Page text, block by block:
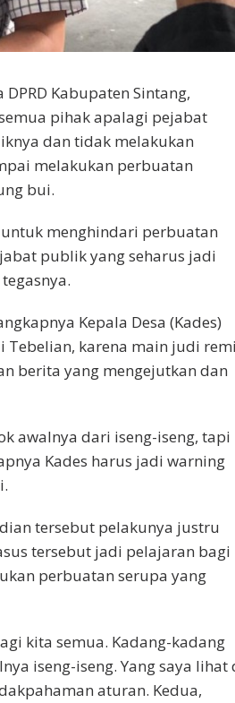
DPRD Kabupaten Sintang,
pihak apalagi pejabat
dan tidak melakukan
melakukan perbuatan
bui.
menghindari perbuatan
publik yang seharus jadi
Kepala Desa (Kades)
Tebelian, karena main judi remi
berita yang mengejutkan dan
awalnya dari iseng-iseng, tapi
Kades harus jadi warning
tersebut pelakunya justru
tersebut jadi pelajaran bagi
perbuatan serupa yang
kita semua. Kadang-kadang
iseng-iseng. Yang saya lihat
aturan. Kedua,